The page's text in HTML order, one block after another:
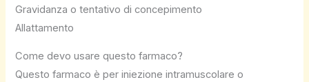
Gravidanza o tentativo di concepimento
Allattamento
Come devo usare questo farmaco?
Questo farmaco è per iniezione intramuscolare o